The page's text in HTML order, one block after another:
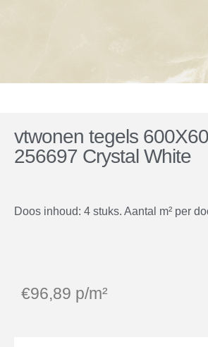
vtwonen tegels
256697 Crystal White
Doos inhoud: 4 stuks. Aantal m² per
€96,89 p/m²